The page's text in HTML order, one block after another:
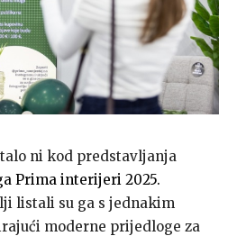
ni kod predstavljanja
Prima interijeri 2025.
listali su ga s jednakim
moderne prijedloge za